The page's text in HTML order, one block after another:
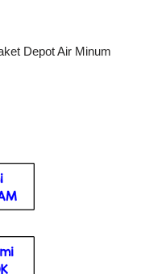
Depot Air Minum